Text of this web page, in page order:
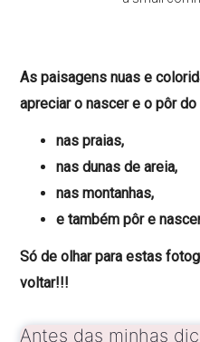
As paisagens nuas e
apreciar o nascer e o pôr do
nas praias,
nas dunas de areia,
nas montanhas,
e também pôr e
Só de olhar para estas
voltar!!!
Antes das minhas